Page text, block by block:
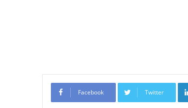
Facebook Twitter